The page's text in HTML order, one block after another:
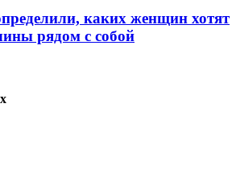
каких женщин хотят
рядом с собой